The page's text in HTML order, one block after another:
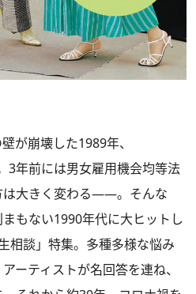
が崩壊した1989年、
3年前には男女雇用機会均等法
は大きく変わる――。そんな
もない1990年代に大ヒットし
相談」特集。多種多様な悩み
ーティストが名回答を連ね、